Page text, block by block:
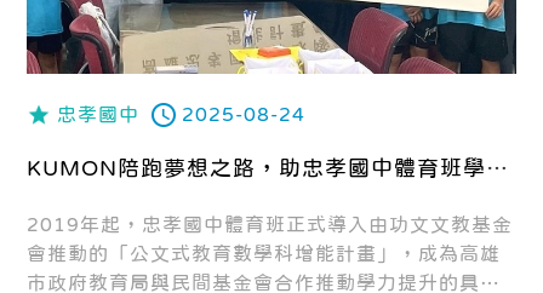
忠孝國中 2025-08-24
KUMON陪跑夢想之路，助忠孝國中體育班學力
2019年起，忠孝國中體育班正式導入由功文文教基金
會推動的「公文式教育數學科增能計畫」，成為高雄
市政府教育局與民間基金會合作推動學力提升的具體